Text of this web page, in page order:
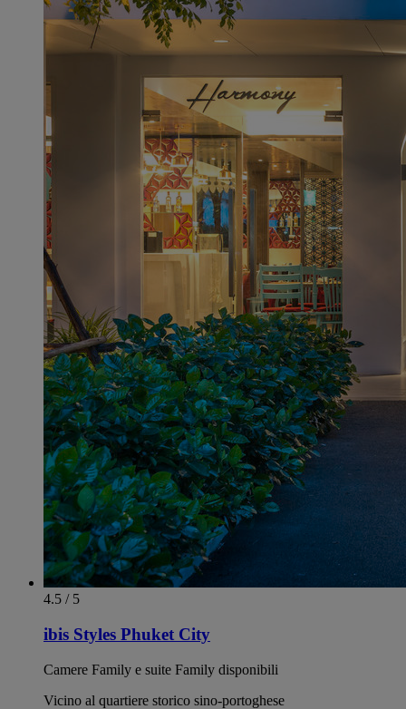
4.5 / 5
ibis Styles Phuket City
Camere Family e suite Family disponibili
Vicino al quartiere storico sino-portoghese